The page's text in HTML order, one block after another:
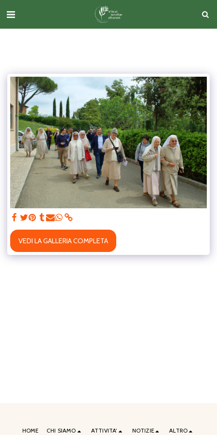
VEDI LA GALLERIA COMPLETA
HOME CHI SIAMO ATTIVITA' NOTIZIE ALTRO